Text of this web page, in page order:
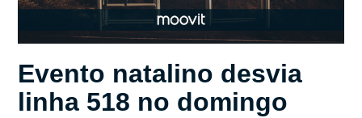
Evento natalino desvia
linha 518 no domingo